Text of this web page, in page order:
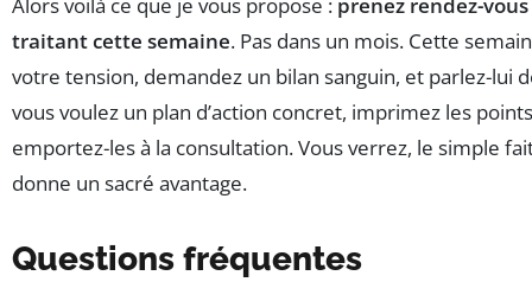
traitant cette semaine. Pas dans un mois. Cette
votre tension, demandez un bilan sanguin, et parlez-lui
vous voulez un plan d’action concret, imprimez les
emportez-les à la consultation. Vous verrez, le simple
donne un sacré avantage.
Questions fréquentes